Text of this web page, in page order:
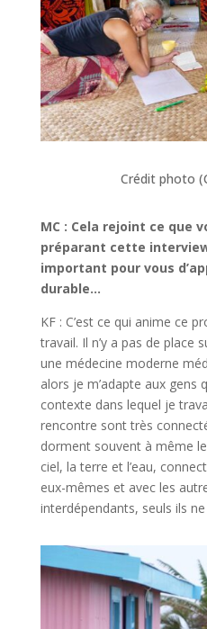
Crédit photo
MC : Cela rejoint ce que
préparant cette
important pour vous
durable…
KF : C’est ce qui anime ce
travail. Il n’y a pas de place
une médecine moderne
alors je m’adapte aux gens
contexte dans lequel je
rencontre sont très
dorment souvent à même
ciel, la terre et l’eau,
eux-mêmes et avec les
interdépendants, seuls ils